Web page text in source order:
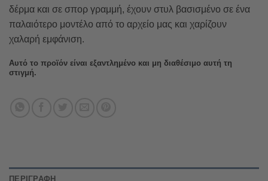
δέρμα και σε σπορ γραμμή, έχουν στυλ βασισμένο σε ένα
παλαιότερο μοντέλο από το αρχείο μας και χαρίζουν
χαλαρή εμφάνιση.
Αυτό το προϊόν είναι εξαντλημένο και μη διαθέσιμο αυτή τη
στιγμή.
ΠΕΡΙΓΡΑΦΉ